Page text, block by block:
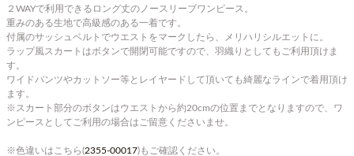
２WAYで利用できるロング丈のノースリーブワンピース。
重みのある生地で高級感のある一着です。
付属のサッシュベルトでウエストをマークしたら、メリハリシルエットに。
ラップ風スカートはボタンで開閉可能ですので、羽織りとしてもご利用頂けま
す。
ワイドパンツやカットソー等とレイヤードして頂いても綺麗なラインで着用頂け
ます。
※スカート部分のボタンはウエストから約20cmの位置までとなりますので、ワ
ンピースとしてご利用の場合はご留意くださいませ。
※色違いはこちら(2355-00017)もご確認ください。